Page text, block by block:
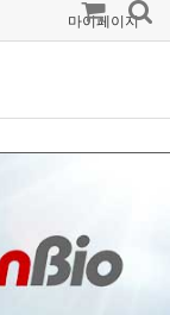
마이페이지